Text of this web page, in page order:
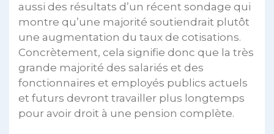
aussi des résultats d’un récent sondage qui
montre qu’une majorité soutiendrait plutôt
une augmentation du taux de cotisations.
Concrètement, cela signifie donc que la très
grande majorité des salariés et des
fonctionnaires et employés publics actuels
et futurs devront travailler plus longtemps
pour avoir droit à une pension complète.